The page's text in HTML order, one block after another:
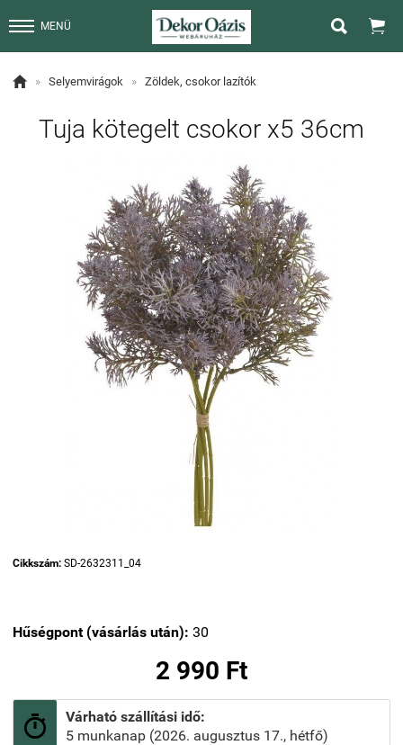
MENÜ  
 » Selyemvirágok » Zöldek, csokor lazítók
Tuja kötegelt csokor x5 36cm
Cikkszám: SD-2632311_04
Hűségpont (vásárlás után): 30
2 990 Ft

Várható szállítási idő:
5 munkanap (2026. augusztus 17., hétfő)